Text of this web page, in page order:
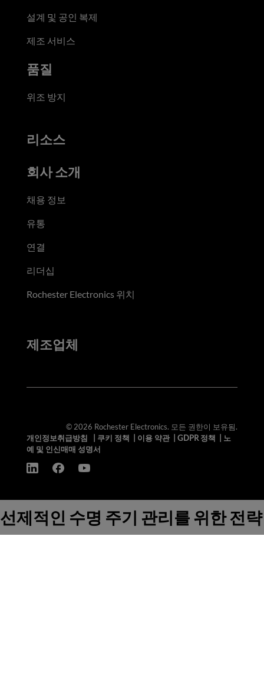
설계 및 공인 복제
제조 서비스
품질
위조 방지
리소스
회사 소개
채용 정보
유통
연결
리더십
Rochester Electronics 위치
제조업체
© 2026 Rochester Electronics. 모든 권한이 보유됨.
개인정보취급방침
쿠키 정책 이용 약관| GDPR 정책
노
예 및 인신매매 성명서
선제적인 수명 주기 관리를 위한 전략